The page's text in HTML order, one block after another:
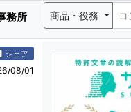
務所 商品・役務
シェア
08/01